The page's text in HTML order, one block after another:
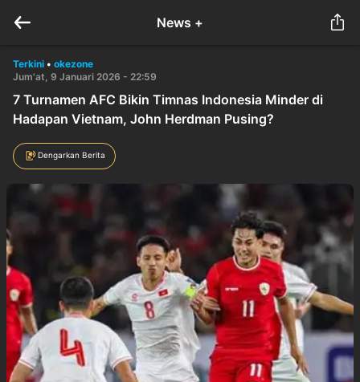
News +
Terkini • okezone
Jum'at, 9 Januari 2026 - 22:59
7 Turnamen AFC Bikin Timnas Indonesia Minder di
Hadapan Vietnam, John Herdman Pusing?
Dengarkan Berita